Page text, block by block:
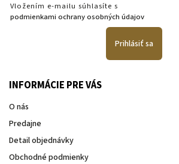
Vložením e-mailu súhlasíte s
podmienkami ochrany osobných údajov
Prihlásiť sa
INFORMÁCIE PRE VÁS
O nás
Predajne
Detail objednávky
Obchodné podmienky